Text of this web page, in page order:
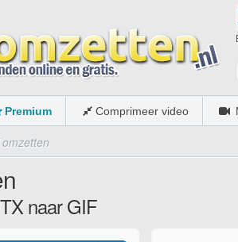
Premium Comprimeer video
naar GIF